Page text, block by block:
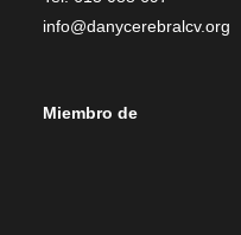
info@danycerebralcv.org
Miembro de